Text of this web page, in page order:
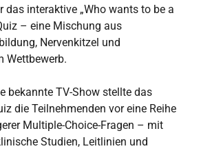
das interaktive „Who wants to be a
– eine Mischung aus
Nervenkitzel und
Wettbewerb.
bekannte TV-Show stellte das
die Teilnehmenden vor eine Reihe
Multiple-Choice-Fragen – mit
Studien, Leitlinien und